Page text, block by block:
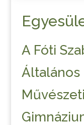
A Fóti
Általános